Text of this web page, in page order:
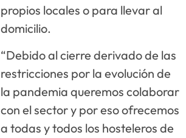
propios locales o para llevar al
domicilio.
“Debido al cierre derivado de las
restricciones por la evolución de
la pandemia queremos colaborar
con el sector y por eso ofrecemos
a todas y todos los hosteleros de